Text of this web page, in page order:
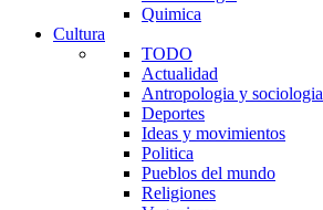
Quimica
Cultura
TODO
Actualidad
Antropologia y sociologia
Deportes
Ideas y movimientos
Politica
Pueblos del mundo
Religiones